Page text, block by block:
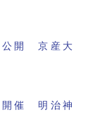
公開 京産大
催 明治神